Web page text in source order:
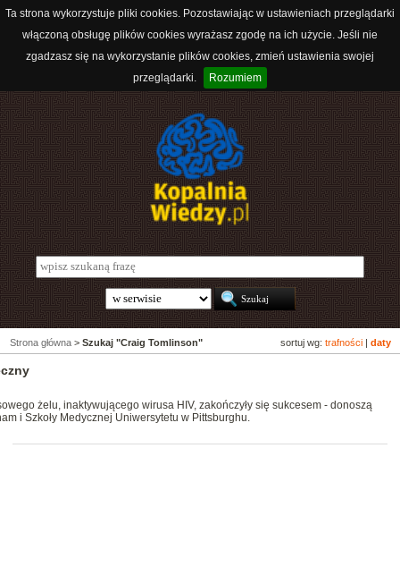
Ta strona wykorzystuje pliki cookies. Pozostawiając w ustawieniach przeglądarki
włączoną obsługę plików cookies wyrażasz zgodę na ich użycie. Jeśli nie
zgadzasz się na wykorzystanie plików cookies, zmień ustawienia swojej
przeglądarki.
Rozumiem
sortuj wg: trafności daty
Strona główna > Szukaj "Craig Tomlinson"
żelu, inaktywującego wirusa HIV, zakończyły się sukcesem - donoszą
i Szkoły Medycznej Uniwersytetu w Pittsburghu.